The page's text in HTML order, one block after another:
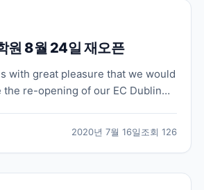
원 8월 24일 재오픈
with great pleasure that we would
the re-opening of our EC Dublin
2020년 7월 16일조회 126